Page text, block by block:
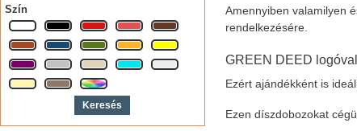
Szín
Amennyiben valamilyen
rendelkezésére.
GREEN DEED
Ezért ajándékként is
Ezen díszdobozokat